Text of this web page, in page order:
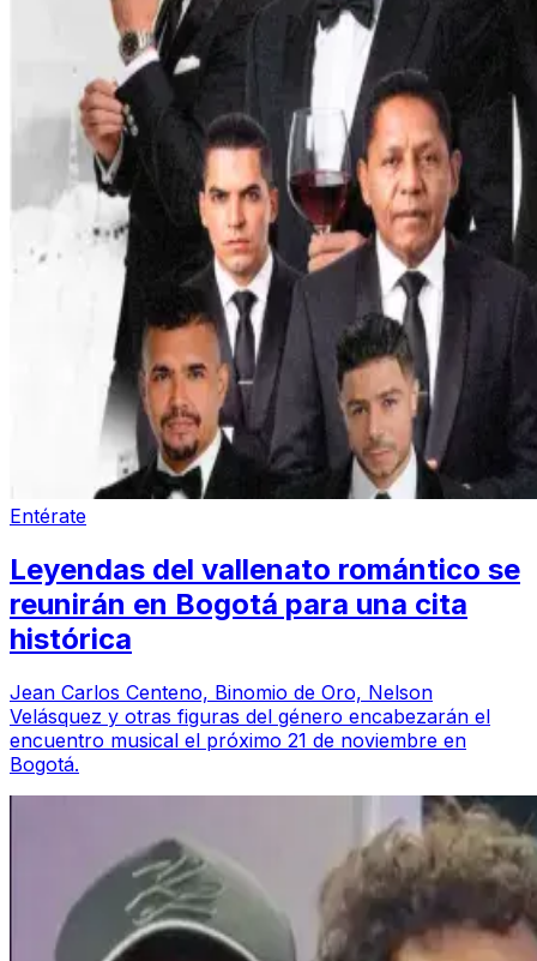
Entérate
Leyendas del vallenato romántico se
reunirán en Bogotá para una cita
histórica
Jean Carlos Centeno, Binomio de Oro, Nelson
Velásquez y otras figuras del género encabezarán el
encuentro musical el próximo 21 de noviembre en
Bogotá.